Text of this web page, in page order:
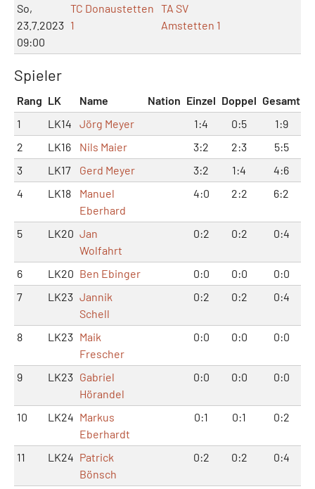
So,
23.7.2023
09:00
TC Donaustetten
1
TA SV
Amstetten 1
Spieler
Rang LK Name Nation Einzel Doppel Gesamt
1
LK14 Jörg Meyer 1:4 0:5
1:9
2
LK16 Nils Maier 3:2 2:3
5:5
3
LK17 Gerd Meyer 3:2 1:4
4:6
4
LK18
Manuel
Eberhard
4:0 2:2 6:2
5 LK20 Jan
Wolfahrt
0:2 0:2 0:4
6 LK20 Ben Ebinger 0:0 0:0
0:0
7
LK23 Jannik
Schell
0:2 0:2 0:4
8 LK23 Maik
Frescher
0:0 0:0 0:0
9 LK23 Gabriel
Hörandel
0:0 0:0 0:0
10 LK24 Markus
Eberhardt
0:1 0:1 0:2
11 LK24 Patrick
Bönsch
0:2 0:2 0:4